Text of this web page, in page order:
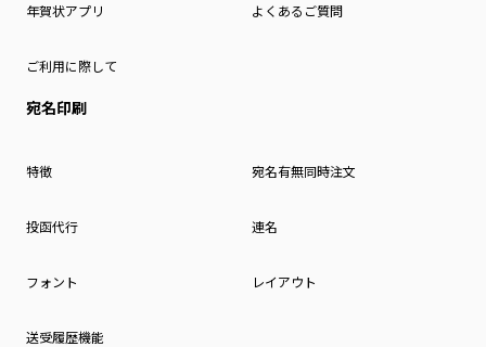
年賀状アプリ よくあるご質問
ご利用に際して
宛名印刷
特徴 宛名有無同時注文
投函代行 連名
フォント レイアウト
送受履歴機能